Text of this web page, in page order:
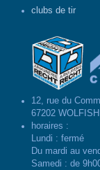
clubs de tir
12, rue du
67202
horaires :
Lundi : fermé
Du mardi au
Samedi : de